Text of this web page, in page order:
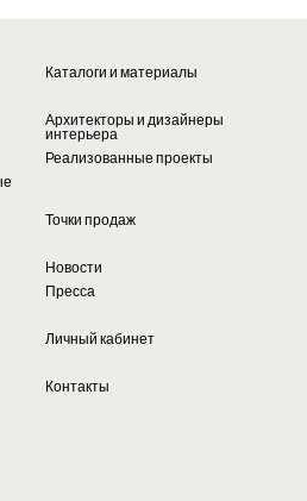
Каталоги и материалы
Архитекторы и дизайнеры
интерьера
Реализованные проекты
Точки продаж
Новости
Пресса
Личный кабинет
Контакты